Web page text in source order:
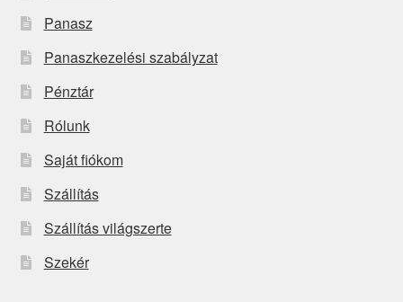
Panasz
Panaszkezelési szabályzat
Pénztár
Rólunk
Saját fiókom
Szállítás
Szállítás világszerte
Szekér